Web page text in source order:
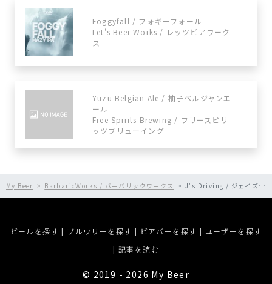
Foggyfall / フォギーフォール
Let's Beer Works / レッツビアワーク
ス
Yuzu Belgian Ale / 柚子ベルジャンエ
ール
Free Spirits Brewing / フリースピリ
ッツブリューイング
My Beer BarbaricWorks / バーバリックワークス J's Driving / ジェイズ ドライビング
ビールを探す | ブルワリーを探す | ビアバーを探す | ユーザーを探す
| 記事を読む
©︎ 2019 - 2026 My Beer